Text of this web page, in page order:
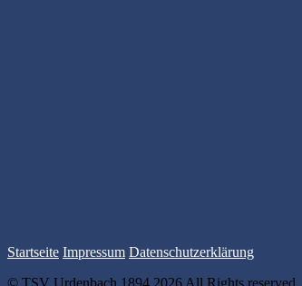
Startseite Impressum Datenschutzerklärung
© TSV Urdenbach 1894 2026 All Rights reserved.